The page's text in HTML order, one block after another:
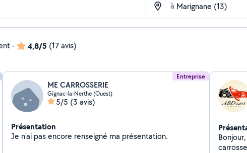
à
- 4,8/5 (17 avis)
Entreprise
ME CARROSSERIE
Gignac-la-Nerthe (Ouest)
5/5 (3 avis)
Présentation
Je n'ai pas encore renseigné ma présentation.
Bonjour, Nous sommes spécialisés dans la